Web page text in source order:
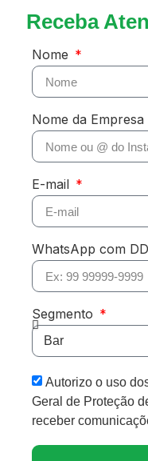
Receba
Nome
Nome da
E-mail
WhatsApp com
Segmento
Autorizo o uso
Geral de Proteção
receber